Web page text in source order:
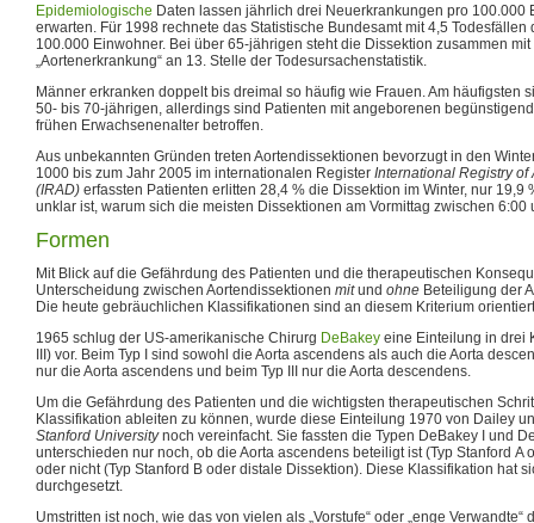
Epidemiologische Daten lassen jährlich drei Neuerkrankungen pro 100.000
erwarten. Für 1998 rechnete das Statistische Bundesamt mit 4,5 Todesfällen
100.000 Einwohner. Bei über 65-jährigen steht die Dissektion zusammen
„Aortenerkrankung“ an 13. Stelle der Todesursachenstatistik.
Männer erkranken doppelt bis dreimal so häufig wie Frauen. Am häufigsten
50- bis 70-jährigen, allerdings sind Patienten mit angeborenen
frühen Erwachsenenalter betroffen.
Aus unbekannten Gründen treten Aortendissektionen bevorzugt in den
1000 bis zum Jahr 2005 im internationalen Register International Registry of
(IRAD) erfassten Patienten erlitten 28,4 % die Dissektion im Winter, nur 19,9
unklar ist, warum sich die meisten Dissektionen am Vormittag zwischen
Formen
Mit Blick auf die Gefährdung des Patienten und die therapeutischen
Unterscheidung zwischen Aortendissektionen mitund ohne Beteiligung der
Die heute gebräuchlichen Klassifikationen sind an diesem Kriterium
1965 schlug der US-amerikanische Chirurg DeBakey eine Einteilung in drei
III) vor. Beim Typ I sind sowohl die Aorta ascendens als auch die Aorta
nur die Aorta ascendens und beim Typ III nur die Aorta descendens.
Um die Gefährdung des Patienten und die wichtigsten therapeutischen
Klassifikation ableiten zu können, wurde diese Einteilung 1970 von Dailey
Stanford Universitynoch vereinfacht. Sie fassten die Typen DeBakey I und
unterschieden nur noch, ob die Aorta ascendens beteiligt ist (Typ Stanford A
oder nicht (Typ Stanford B oder distale Dissektion). Diese Klassifikation hat
durchgesetzt.
Umstritten ist noch, wie das von vielen als „Vorstufe“ oder „enge Verwandte“